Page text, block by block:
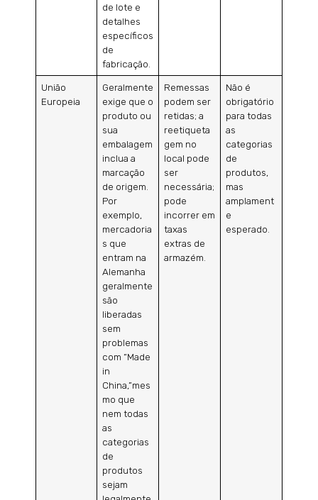
de lote e
detalhes
específicos
de
fabricação.
União
Europeia
Geralmente
exige que o
produto ou
sua
embalagem
inclua a
marcação
de origem.
Por
exemplo,
mercadoria
s que
entram na
Alemanha
geralmente
são
liberadas
sem
problemas
com “Made
in
China,”mes
mo que
nem todas
as
categorias
de
produtos
sejam
Remessas
podem ser
retidas; a
reetiqueta
gem no
local pode
ser
necessária;
pode
incorrer em
taxas
extras de
armazém.
Não é
obrigatório
para todas
as
categorias
de
produtos,
mas
amplament
e
esperado.